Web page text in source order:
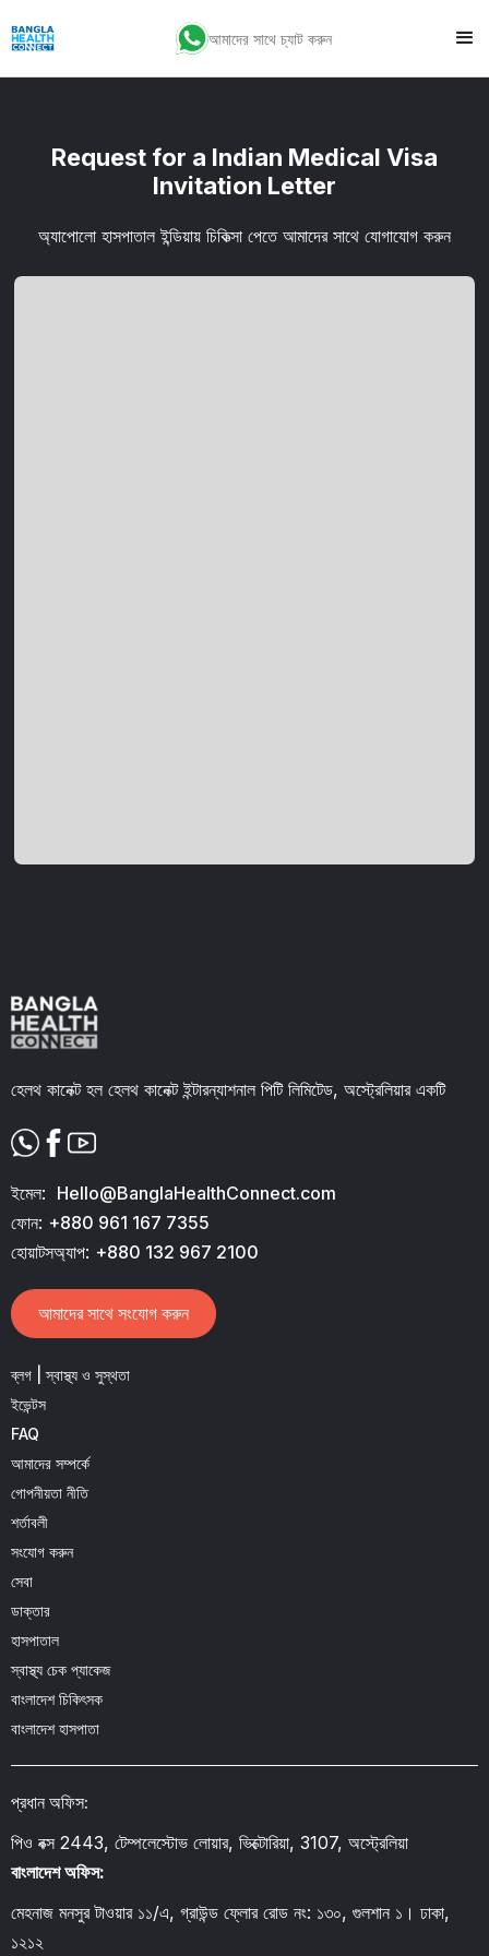
আমাদের সাথে চ্যাট করুন
Request for a Indian Medical Visa
Invitation Letter
অ্যাপোলো হাসপাতাল ইন্ডিয়ায় চিকিত্সা পেতে আমাদের সাথে যোগাযোগ করুন
হেলথ কানেক্ট হল হেলথ কানেক্ট ইন্টারন্যাশনাল পিটি লিমিটেড, অস্ট্রেলিয়ার একটি
ইমেল: Hello@BanglaHealthConnect.com
ফোন: +880 961 167 7355
হোয়াটসঅ্যাপ: +880 132 967 2100
আমাদের সাথে সংযোগ করুন
ব্লগ | স্বাস্থ্য ও সুস্থতা
ইভেন্টস
FAQ
আমাদের সম্পর্কে
গোপনীয়তা নীতি
শর্তাবলী
সংযোগ করুন
সেবা
ডাক্তার
হাসপাতাল
স্বাস্থ্য চেক প্যাকেজ
বাংলাদেশ চিকিৎসক
বাংলাদেশ হাসপাতা
প্রধান অফিস:
পিও বক্স 2443, টেম্পলেস্টোভ লোয়ার, ভিক্টোরিয়া, 3107, অস্ট্রেলিয়া
বাংলাদেশ অফিস:
মেহনাজ মনসুর টাওয়ার ১১/এ, গ্রাউন্ড ফ্লোর রোড নং: ১৩০, গুলশান ১। ঢাকা,
১২১২